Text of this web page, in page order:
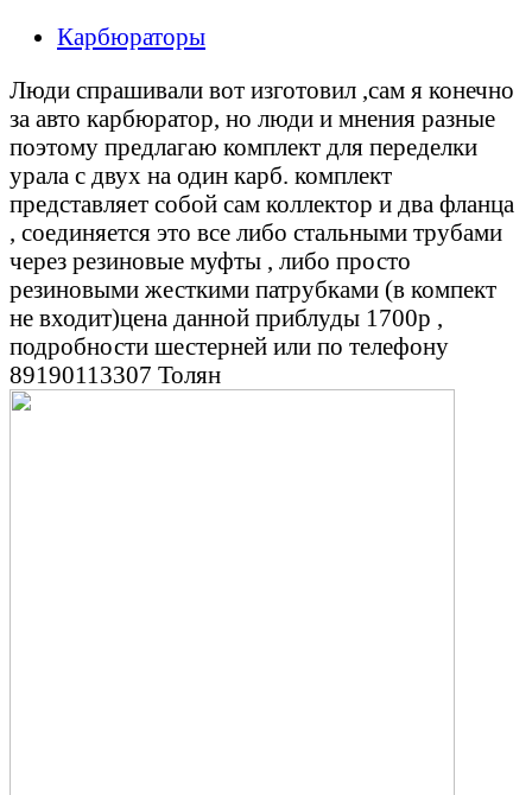
Карбюраторы
Люди спрашивали вот изготовил ,сам я конечно
за авто карбюратор, но люди и мнения разные
поэтому предлагаю комплект для переделки
урала с двух на один карб. комплект
представляет собой сам коллектор и два фланца
, соединяется это все либо стальными трубами
через резиновые муфты , либо просто
резиновыми жесткими патрубками (в компект
не входит)цена данной приблуды 1700р ,
подробности шестерней или по телефону
89190113307 Толян